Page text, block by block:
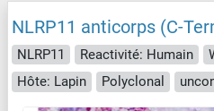
NLRP11 anticorps (C-
NLRP11 Reactivité: Humain
Hôte: Lapin
Polyclonal